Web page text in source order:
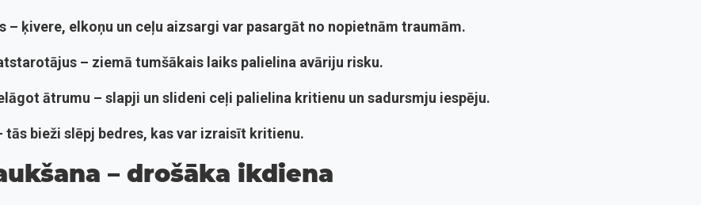
– ķivere, elkoņu un ceļu aizsargi var pasargāt no nopietnām traumām.
– ziemā tumšākais laiks palielina avāriju risku.
ātrumu – slapji un slideni ceļi palielina kritienu un sadursmju iespēju.
tās bieži slēpj bedres, kas var izraisīt kritienu.
– drošāka ikdiena